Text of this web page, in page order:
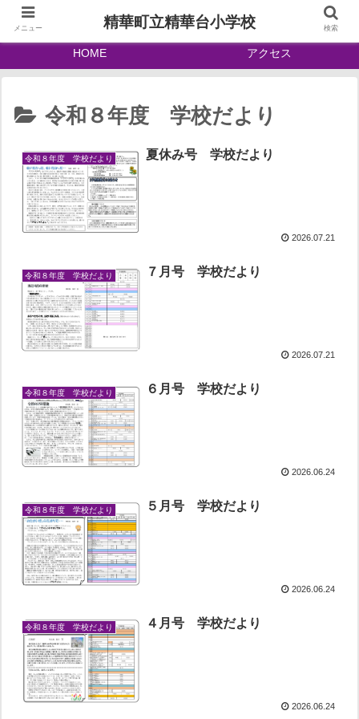
HOME アクセス
令和８年度 学校だより
令和８年度 学校だより 夏休み号 学校だより
2026.07.21
令和８年度 学校だより ７月号 学校だより
2026.07.21
令和８年度 学校だより ６月号 学校だより
2026.06.24
令和８年度 学校だより ５月号 学校だより
2026.06.24
令和８年度 学校だより ４月号 学校だより
2026.06.24
メニュー 精華町立精華台小学校 検索